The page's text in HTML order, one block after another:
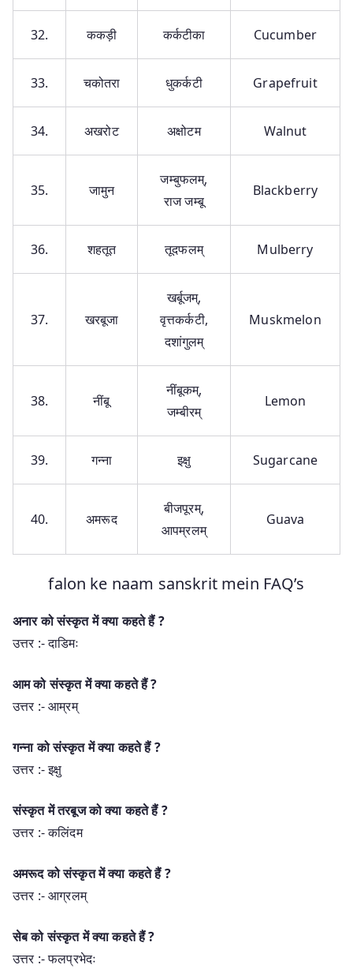
32. ककड़ी कर्कटीका Cucumber
33. चकोतरा धुकर्कटी Grapefruit
34. अखरोट अक्षोटम Walnut
35. जामुन
जम्बुफलम्,
राज जम्बू
Blackberry
36. शहतूत तूदफलम् Mulberry
37. खरबूजा
खर्बूजम्,
वृत्तकर्कटी,
दशांगुलम्
Muskmelon
38. नींबू
नींबूकम्,
जम्बीरम्
Lemon
39. गन्ना इक्षु Sugarcane
40. अमरूद
बीजपूरम्,
आपम्रलम्
Guava
falon ke naam sanskrit mein FAQ’s
अनार को संस्कृत में क्या कहते हैं ?
उत्तर :- दाडिमः
आम को संस्कृत में क्या कहते हैं ?
उत्तर :- आम्रम्
गन्ना को संस्कृत में क्या कहते हैं ?
उत्तर :- इक्षु
संस्कृत में तरबूज को क्या कहते हैं ?
उत्तर :- कलिंदम
अमरूद को संस्कृत में क्या कहते हैं ?
उत्तर :- आग्रलम्
सेब को संस्कृत में क्या कहते हैं ?
उत्तर :- फलप्रभेदः